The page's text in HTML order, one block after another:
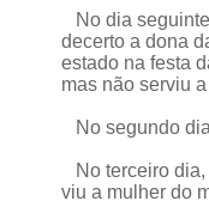
No dia
decerto a dona
estado na festa
mas não serviu
No segundo
No terceiro dia,
viu a mulher do